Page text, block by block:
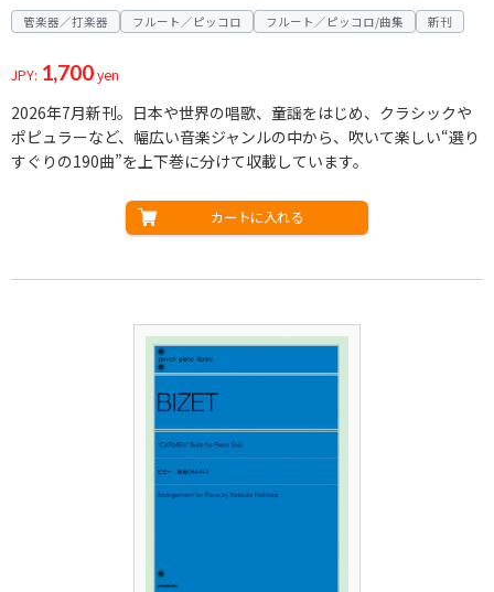
管楽器／打楽器 フルート／ピッコロ フルート／ピッコロ/曲集 新刊
JPY: 1,700yen
2026年7月新刊。日本や世界の唱歌、童謡をはじめ、クラシックや
ポピュラーなど、幅広い音楽ジャンルの中から、吹いて楽しい“選り
すぐりの190曲”を上下巻に分けて収載しています。
カートに入れる